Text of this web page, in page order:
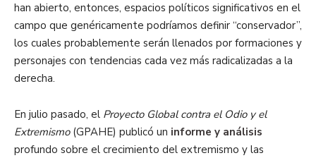
han abierto, entonces, espacios políticos significativos en el
campo que genéricamente podríamos definir “conservador”,
los cuales probablemente serán llenados por formaciones y
personajes con tendencias cada vez más radicalizadas a la
derecha.
En julio pasado, el Proyecto Global contra el Odio y el
Extremismo(GPAHE) publicó un informe y análisis
profundo sobre el crecimiento del extremismo y las